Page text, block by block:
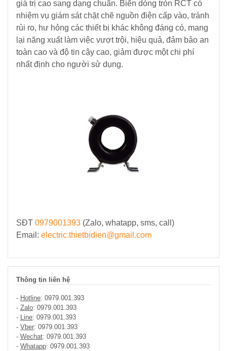
Điện
Ắc
Quy
-
giá trị cao sang dạng chuẩn. Biến dòng tròn RCT có
nhiệm vụ giám sát chặt chẽ nguồn điện cấp vào, tránh
rủi ro, hư hỏng các thiết bị khác không đáng có, mang
lại năng xuất làm việc vượt trội, hiệu quả, đảm bảo an
toàn cao và độ tin cậy cao, giảm được một chi phí
nhất định cho người sử dụng.
SĐT 0979001393 (Zalo, whatapp, sms, call)
Email: electric.thietbidien@gmail.com
Thông tin liên hệ
- Hotline: 0979.001.393
- Zalo: 0979.001.393
-
Line: 0979.001.393
- Vber: 0979.001.393
- Wechat: 0979.001.393
- Whatapp: 0979.001.393